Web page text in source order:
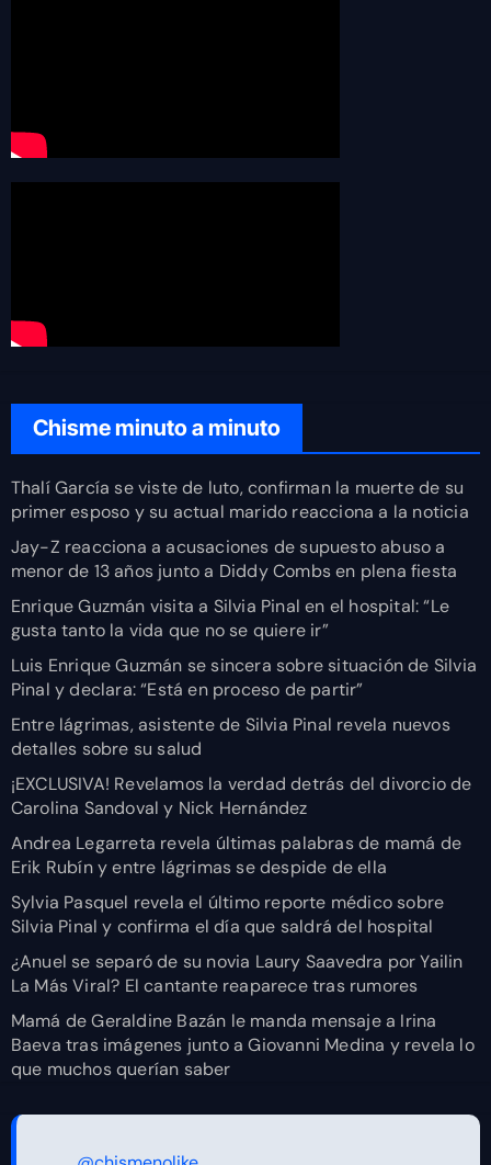
Chisme minuto a minuto
Thalí García se viste de luto, confirman la muerte de su
primer esposo y su actual marido reacciona a la noticia
Jay-Z reacciona a acusaciones de supuesto abuso a
menor de 13 años junto a Diddy Combs en plena fiesta
Enrique Guzmán visita a Silvia Pinal en el hospital: “Le
gusta tanto la vida que no se quiere ir”
Luis Enrique Guzmán se sincera sobre situación de Silvia
Pinal y declara: “Está en proceso de partir”
Entre lágrimas, asistente de Silvia Pinal revela nuevos
detalles sobre su salud
¡EXCLUSIVA! Revelamos la verdad detrás del divorcio de
Carolina Sandoval y Nick Hernández
Andrea Legarreta revela últimas palabras de mamá de
Erik Rubín y entre lágrimas se despide de ella
Sylvia Pasquel revela el último reporte médico sobre
Silvia Pinal y confirma el día que saldrá del hospital
¿Anuel se separó de su novia Laury Saavedra por Yailin
La Más Viral? El cantante reaparece tras rumores
Mamá de Geraldine Bazán le manda mensaje a Irina
Baeva tras imágenes junto a Giovanni Medina y revela lo
que muchos querían saber